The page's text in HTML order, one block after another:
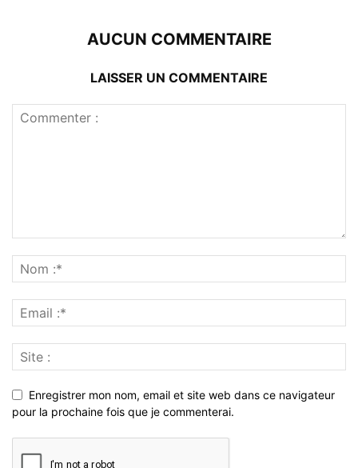
AUCUN COMMENTAIRE
LAISSER UN COMMENTAIRE
Enregistrer mon nom, email et site web dans ce navigateur
pour la prochaine fois que je commenterai.